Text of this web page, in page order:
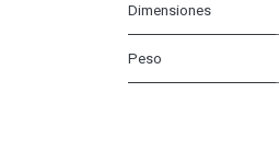
Dimensiones
Peso